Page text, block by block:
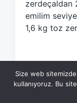
zerdeçaldan
emilim
1,6 kg toz
Size web
kullanıyoruz. Bu